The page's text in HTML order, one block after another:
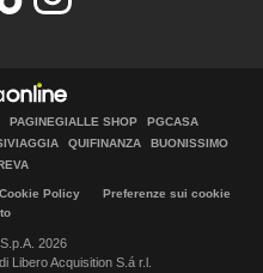
PAGINEGIALLE SHOP
PGCASA
QUIFINANZA
BUONISSIMO
Cookie Policy
Preferenze sui cookie
2026
Libero Acquisition S.á r.l.